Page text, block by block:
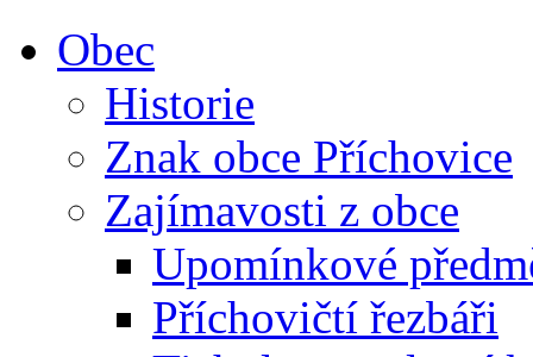
Obec
Historie
Znak obce Příchovice
Zajímavosti z obce
Upomínkové
Příchovičtí řezbáři